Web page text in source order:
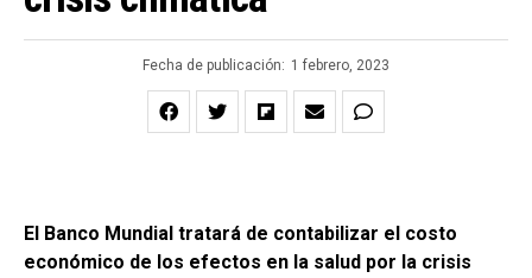
Fecha de publicación: 1 febrero, 2023
El Banco Mundial tratará de contabilizar el costo
económico de los efectos en la salud por la crisis